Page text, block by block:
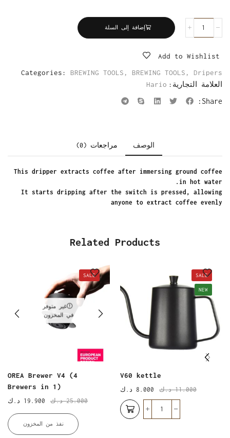
إضافة إلى السلة
Add to Wishlist
Categories:
BREWING TOOLS , BREWING TOOLS , Dripers
العلامة التجارية: Hario
Share:
الوصف مراجعات (0)
This dripper extracts coffee after immersing ground coffee
in hot water.
It starts dripping after the switch is pressed, allowing
anyone to extract coffee evenly
Related Products
SALE
NEW
V60 kettle
11.000 د.ك 8.000 د.ك
SALE
غير متوفر
في المخزون
OREA Brewer V4 (4
Brewers in 1)
25.000 د.ك 19.900 د.ك
نفذ من المخزون